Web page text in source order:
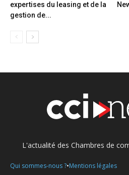
expertises du leasing et de la
gestion de...
L'actualité des Chambres de
Qui sommes-nous ?•Mentions légales